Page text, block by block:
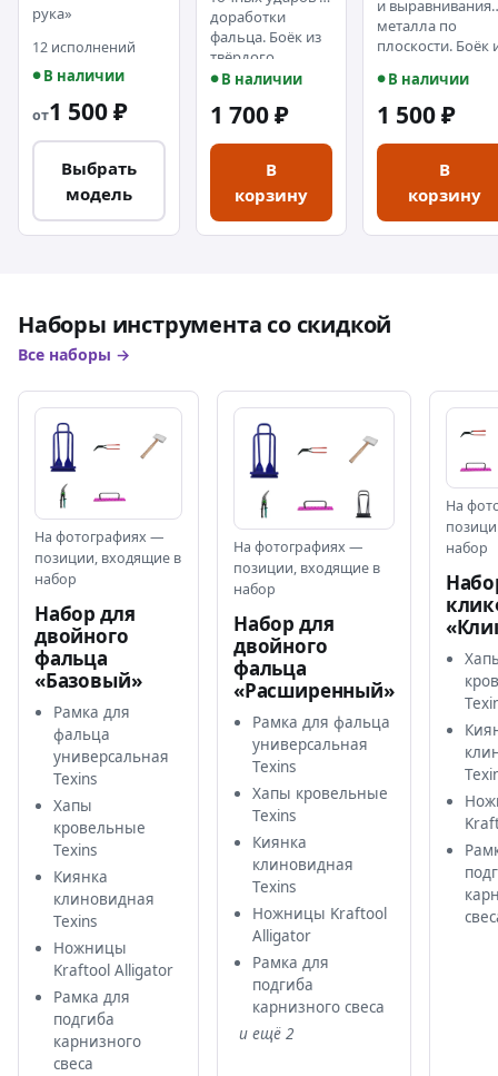
рука»
подгибают
отдельные
прямо на кровле,
другими
инструментами.
Ими
формируются:
конверты,
фасонные
элементы,
труднодоступных
местах. Можно
работать с
металлом до 0,7
мм.
12 исполнений
В наличии
от1 500 ₽
Выбрать
модель
доработки
фальца. Боёк из
твёрдого
полиэтилена
В наличии
1 700 ₽
В
корзину
и выравнивания
металла по
плоскости. Боёк
полиэтилена
150×80×35 мм.
В наличии
1 500 ₽
В
корзину
Наборы инструмента со скидкой
Все наборы →
На фотографиях —
позиции, входящие в
набор
Набор для
двойного
фальца
«Базовый»
Рамка для
фальца
универсальная
Texins
Хапы
кровельные
Texins
Киянка
клиновидная
Texins
Ножницы
Kraftool Alligator
Рамка для
подгиба
карнизного
свеса
На фотографиях —
позиции, входящие в
набор
Набор для
двойного
фальца
«Расширенный»
Рамка для фальца
универсальная
Texins
Хапы кровельные
Texins
Киянка
клиновидная
Texins
Ножницы Kraftool
Alligator
Рамка для
подгиба
карнизного свеса
и ещё 2
На
набор